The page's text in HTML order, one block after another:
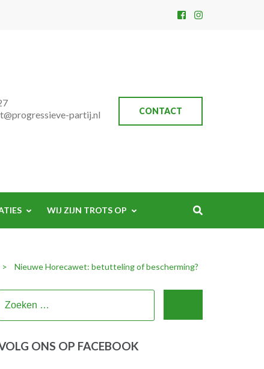
CONTACT
partij.nl
WIJ ZIJN TROTS OP
> Nieuwe Horecawet: betutteling of bescherming?
ONS OP FACEBOOK